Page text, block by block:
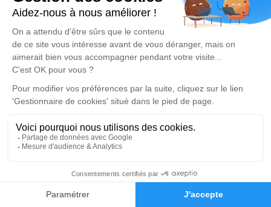
Faire-part Hommages
poèmes ou des textes. Cet endroit est un lieu
d'expression dédié à honorer la mémoire d’Andrée
DUQUENNE.
Un service de plantation d’arbre hommage est
disponible ici.
Je rends hommage
Cérémonie civile
Crématorium de Bourg-Saint-Andéol
Quartier de l'Olivet Bourg-Saint-Andéol